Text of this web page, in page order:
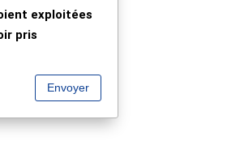
exploitées
pris
Envoyer